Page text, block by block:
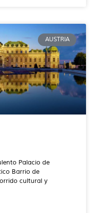
AUSTRIA
Palacio de
Barrio de
cultural y